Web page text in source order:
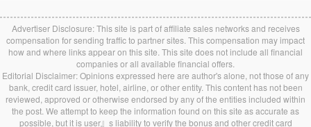
Advertiser Disclosure: This site is part of affiliate sales networks and receives
compensation for sending traffic to partner sites. This compensation may impact
how and where links appear on this site. This site does not include all financial
companies or all available financial offers.
Editorial Disclaimer: Opinions expressed here are author's alone, not those of any
bank, credit card issuer, hotel, airline, or other entity. This content has not been
reviewed, approved or otherwise endorsed by any of the entities included within
the post. We attempt to keep the information found on this site as accurate as
possible, but it is user』s liability to verify the bonus and other credit card